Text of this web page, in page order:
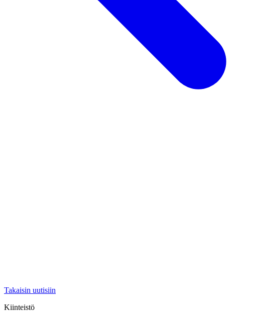
Takaisin uutisiin
Kiinteistö